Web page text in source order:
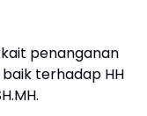
penanganan
terhadap HH